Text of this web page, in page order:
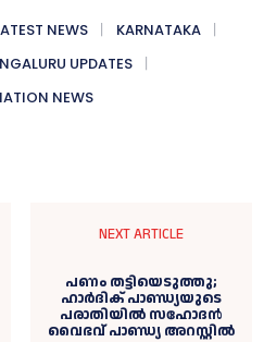
NEWS
KARNATAKA
UPDATES
NEWS
NEXT ARTICLE
പണം തട്ടിയെടുത്തു;
ഹാർദിക് പാണ്ഡ്യയുടെ
പരാതിയിൽ സഹോദൻ
വൈഭവ് പാണ്ഡ്യ അറസ്റ്റിൽ